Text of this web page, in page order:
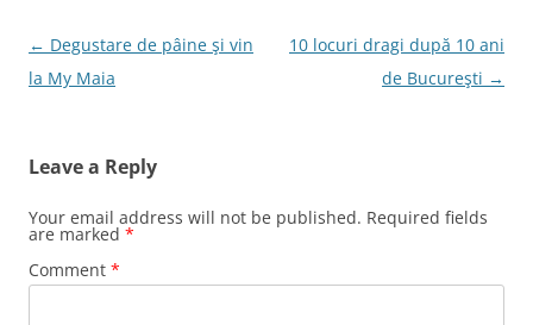
o
k
Post
navigation
← Degustare de pâine şi vin
la My Maia
10 locuri dragi după 10 ani
de Bucureşti →
Leave a Reply
Your email address will not be published. Required fields
are marked *
Comment *